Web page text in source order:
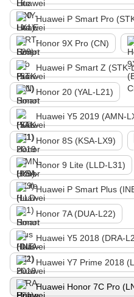
Huawei P Smart Pro
Honor 9X Pro (CN)
Huawei P Smart Z (STK-
Honor 20 (YAL-L21)
Huawei Y5 2019 (AMN-
Honor 8S (KSA-LX9)
Honor 9 Lite (LLD-L31)
Huawei P Smart Plus
Honor 7A (DUA-L22)
Huawei Y5 2018 (DRA-
Huawei Y7 Prime 2018
Huawei Honor 7C Pro